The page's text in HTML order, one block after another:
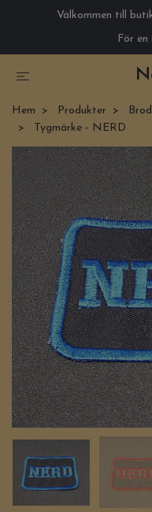
Välkommen till
För
Hem Produkter
Tygmärke - NERD